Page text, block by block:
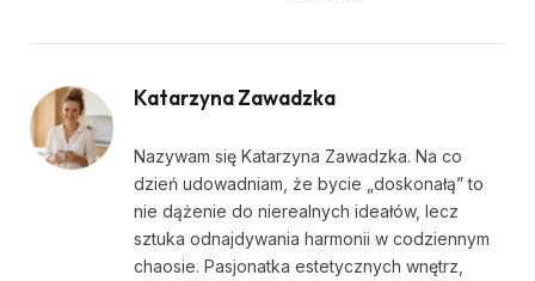
Katarzyna Zawadzka
Nazywam się Katarzyna Zawadzka. Na co
dzień udowadniam, że bycie „doskonałą” to
nie dążenie do nierealnych ideałów, lecz
sztuka odnajdywania harmonii w codziennym
chaosie. Pasjonatka estetycznych wnętrz,